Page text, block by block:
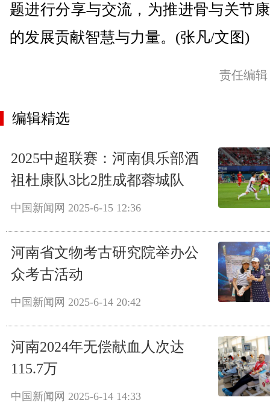
题进行分享与交流，为推进骨与关节
的发展贡献智慧与力量。(张凡/文图)
责任编
编辑精选
2025中超联赛：河南俱乐部酒
祖杜康队3比2胜成都蓉城队
中国新闻网 2025-6-15 12:36
河南省文物考古研究院举办公
众考古活动
中国新闻网 2025-6-14 20:42
河南2024年无偿献血人次达
115.7万
中国新闻网 2025-6-14 14:33